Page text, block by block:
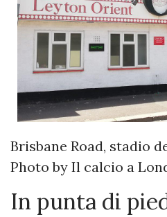
Brisbane Road, stadio
Photo by Il calcio a
In punta di